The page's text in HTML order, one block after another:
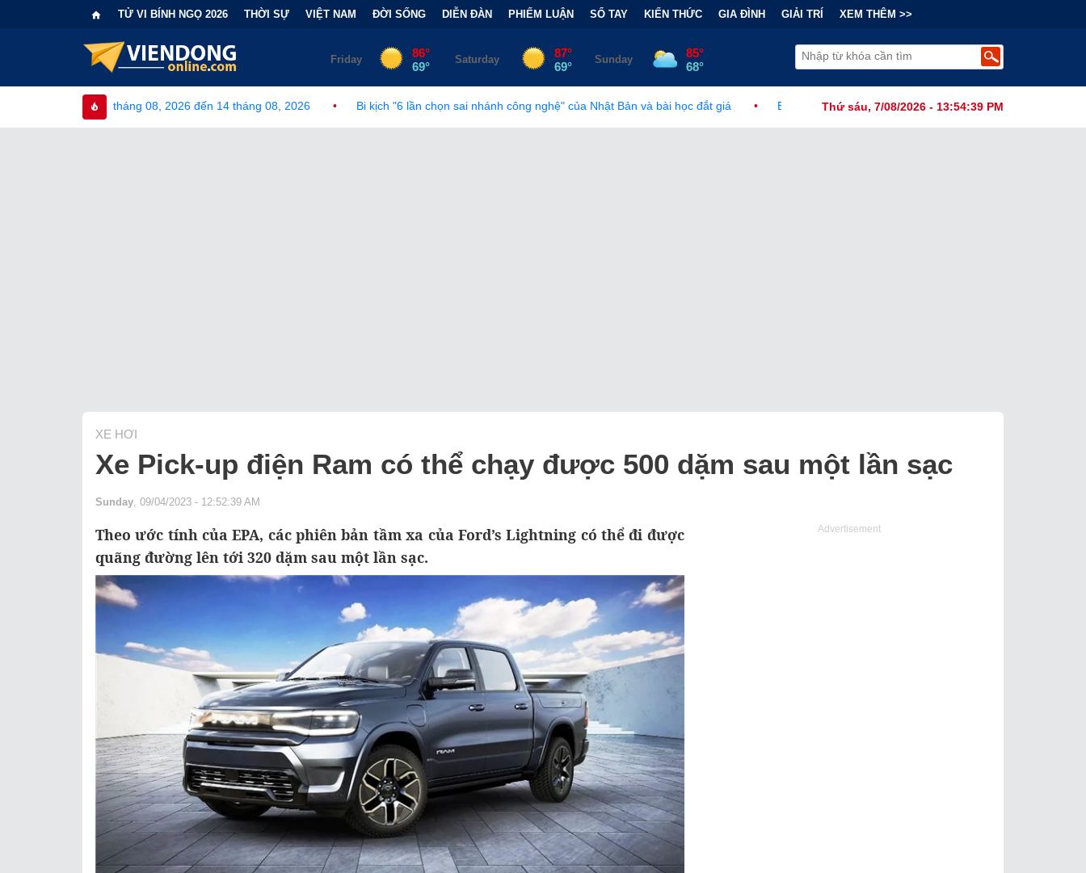
TỬ VI BÍNH NGỌ 2026 THỜI SỰ VIỆT NAM ĐỜI SỐNG DIỄN ĐÀN PHIẾM LUẬN SỔ TAY KIẾN THỨC GIA ĐÌNH GIẢI TRÍ XEM THÊM >>
Thứ sáu, 7/08/2026 - 13:54:40 PM
08, 2026 đến 14 tháng 08, 2026 • Bi kịch "6 lần chọn sai nhánh công nghệ" của Nhật Bản và bài học đắt giá • Bẫy Tài Chính Đằng Sau "Cơn Sốt" Trà Sữa Nhượng Quyền: Lợi Nhuận Thuộc
XE HƠI
Xe Pick-up điện Ram có thể chạy được 500 dặm sau một lần sạc
Sunday , 09/04/2023 - 12:52:39 AM
Theo ước tính của EPA, các phiên bản tầm xa của Ford’s Lightning có thể đi được
quãng đường lên tới 320 dặm sau một lần sạc.
Advertisement